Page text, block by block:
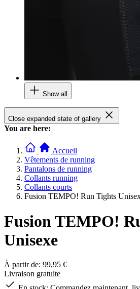
Show all
Close expanded state of gallery
You are here:
Accueil
Vêtements de running
Pantalons de running
Collants running
Collants courts
Fusion TEMPO! Run Tights
Fusion TEMPO!
Unisexe
À partir de: 99,95 €
Livraison gratuite